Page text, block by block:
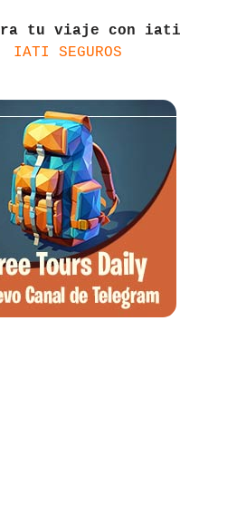
tu viaje con iati
IATI SEGUROS